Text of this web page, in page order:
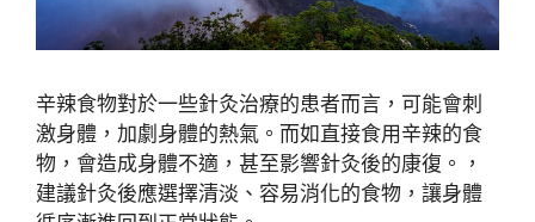
辛辣食物對於一些針灸治療的患者而言，可能會刺
激身體，加劇身體的熱氣。而如直接食用辛辣的食
物，會造成身體不適，甚至影響針灸後的康復。，
建議針灸後應選擇清淡、容易消化的食物，讓身體